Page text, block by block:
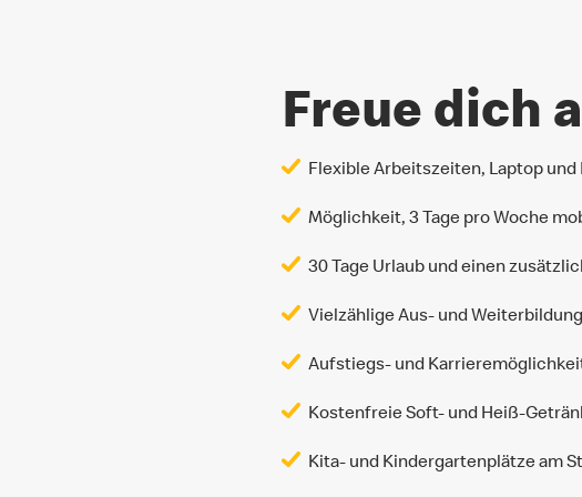
Freue dich
Flexible Arbeitszeiten, Laptop und
Möglichkeit, 3 Tage pro Woche
30 Tage Urlaub und einen
Vielzählige Aus- und
Aufstiegs- und
Kostenfreie Soft- und Heiß-
Kita- und Kindergartenplätze am